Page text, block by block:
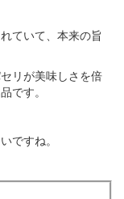
ていて、本来の旨
リが美味しさを倍
です。
ですね。